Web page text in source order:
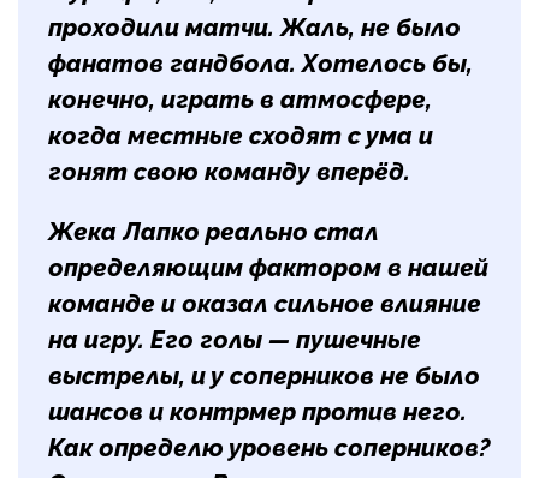
проходили матчи. Жаль, не было
фанатов гандбола. Хотелось бы,
конечно, играть в атмосфере,
когда местные сходят с ума и
гонят свою команду вперёд.
Жека Лапко реально стал
определяющим фактором в нашей
команде и оказал сильное влияние
на игру. Его голы — пушечные
выстрелы, и у соперников не было
шансов и контрмер против него.
Как определю уровень соперников?